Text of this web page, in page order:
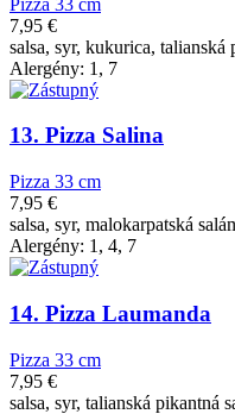
7,95 €
salsa, syr, kukurica,
Alergény: 1, 7
13. Pizza Salina
Pizza 33 cm
7,95 €
salsa, syr, malokarpatská
Alergény: 1, 4, 7
14. Pizza Laumanda
Pizza 33 cm
7,95 €
salsa, syr, talianská pikantná